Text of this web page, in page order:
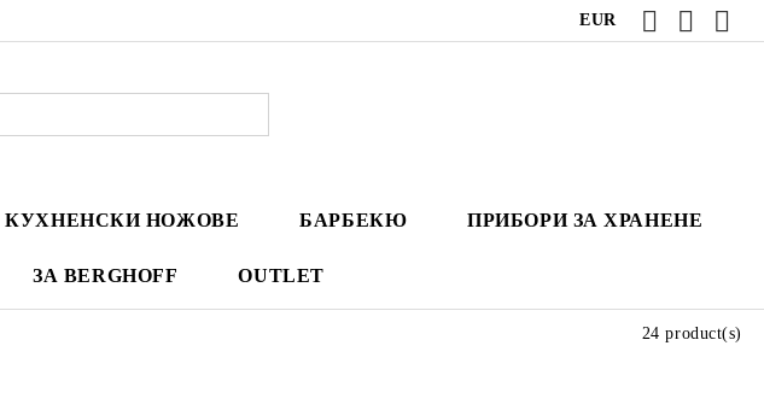
EUR
КУХНЕНСКИ НОЖОВЕ БАРБЕКЮ ПРИБОРИ ЗА ХРАНЕНЕ
ЗА BERGHOFF OUTLET
24 product(s)